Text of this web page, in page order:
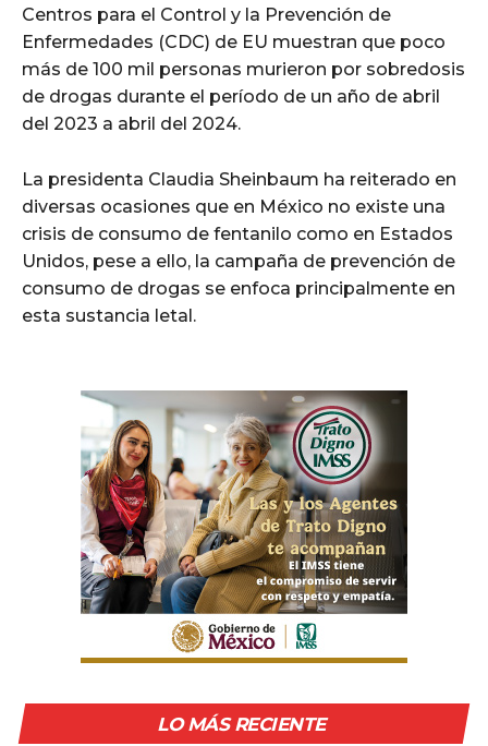
Centros para el Control y la Prevención de
Enfermedades (CDC) de EU muestran que poco
más de 100 mil personas murieron por sobredosis
de drogas durante el período de un año de abril
del 2023 a abril del 2024.
La presidenta Claudia Sheinbaum ha reiterado en
diversas ocasiones que en México no existe una
crisis de consumo de fentanilo como en Estados
Unidos, pese a ello, la campaña de prevención de
consumo de drogas se enfoca principalmente en
esta sustancia letal.
LO MÁS RECIENTE